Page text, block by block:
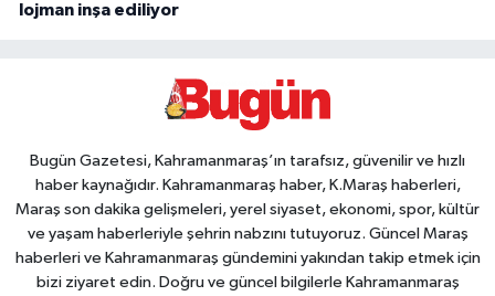
lojman inşa ediliyor
Bugün Gazetesi, Kahramanmaraş’ın tarafsız, güvenilir ve hızlı
haber kaynağıdır. Kahramanmaraş haber, K.Maraş haberleri,
Maraş son dakika gelişmeleri, yerel siyaset, ekonomi, spor, kültür
ve yaşam haberleriyle şehrin nabzını tutuyoruz. Güncel Maraş
haberleri ve Kahramanmaraş gündemini yakından takip etmek için
bizi ziyaret edin. Doğru ve güncel bilgilerle Kahramanmaraş